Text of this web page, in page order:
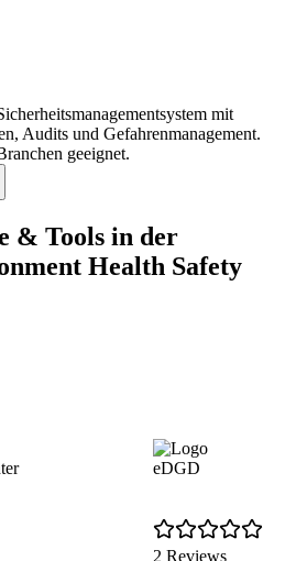
mit
Audits und Gefahrenmanagement.
geeignet.
& Tools in der
Health Safety
eDGD
2 Reviews